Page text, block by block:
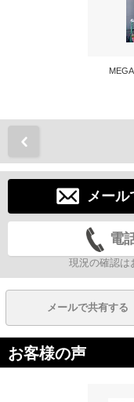
メール
電
現況の確認は
メールで共有する
お客様の声